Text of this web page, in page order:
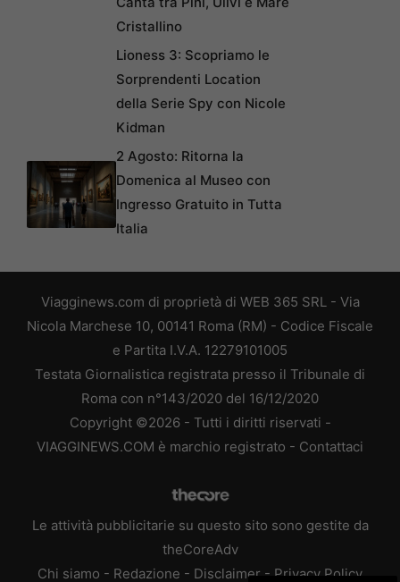
Cristallino
Lioness 3: Scopriamo le
Sorprendenti Location
della Serie Spy con Nicole
Kidman
2 Agosto: Ritorna la
Domenica al Museo con
Ingresso Gratuito in Tutta
Italia
Viagginews.com di proprietà di WEB 365 SRL - Via
Nicola Marchese 10, 00141 Roma (RM) - Codice Fiscale
e Partita I.V.A. 12279101005
Testata Giornalistica registrata presso il Tribunale di
Roma con n°143/2020 del 16/12/2020
Copyright ©2026 - Tutti i diritti riservati -
VIAGGINEWS.COM è marchio registrato - Contattaci
Le attività pubblicitarie su questo sito sono gestite da
theCoreAdv
Chi siamo - Redazione - Disclaimer - Privacy Policy